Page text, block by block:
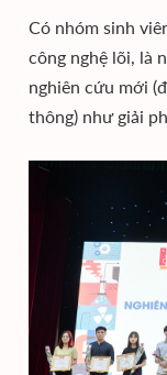
Có nhóm sinh
công nghệ lõi, là
nghiên cứu mới
thông) như giải